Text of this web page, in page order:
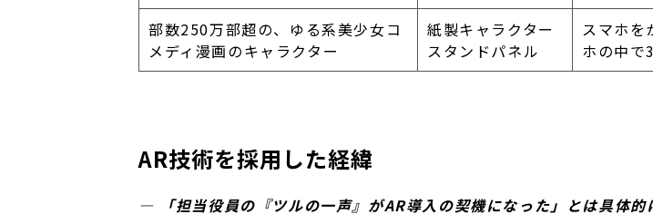
部数250万部超の、ゆる系美少女コ
メディ漫画のキャラクター
紙製キャラクター
スタンドパネル
スマホを
ホの中で
AR技術を採用した経緯
― 「担当役員の『ツルの一声』がAR導入の契機になった」とは具体的